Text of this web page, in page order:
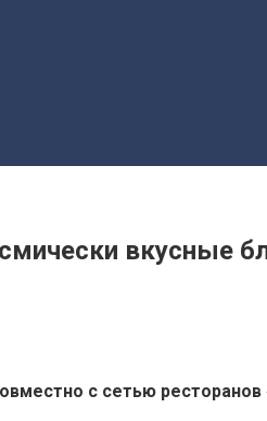
вкусные
с сетью